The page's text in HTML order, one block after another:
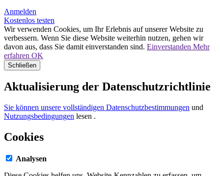
Anmelden
Kostenlos testen
Wir verwenden Cookies, um Ihr Erlebnis auf unserer Website zu
verbessern. Wenn Sie diese Website weiterhin nutzen, gehen wir
davon aus, dass Sie damit einverstanden sind. Einverstanden Mehr
erfahren OK
Schließen
Aktualisierung der Datenschutzrichtlinie
Sie können unsere vollständigen Datenschutzbestimmungen und
Nutzungsbedingungen lesen .
Cookies
Analysen